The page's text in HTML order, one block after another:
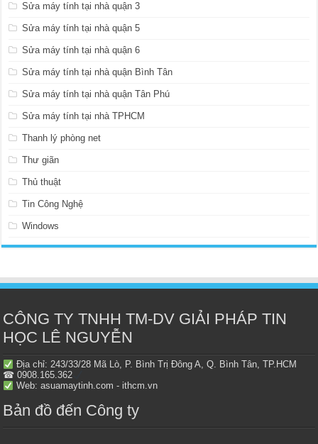
Sửa máy tính tại nhà quận 3
Sửa máy tính tại nhà quận 5
Sửa máy tính tại nhà quận 6
Sửa máy tính tại nhà quận Bình Tân
Sửa máy tính tại nhà quận Tân Phú
Sửa máy tính tại nhà TPHCM
Thanh lý phòng net
Thư giãn
Thủ thuật
Tin Công Nghệ
Windows
CÔNG TY TNHH TM-DV GIẢI PHÁP TIN
HỌC LÊ NGUYỄN
Địa chỉ: 243/33/28 Mã Lò, P. Bình Trị Đông A, Q. Bình Tân, TP.HCM
☎ 0908.165.362
Web: asuamaytinh.com - ithcm.vn
Bản đồ đến Công ty